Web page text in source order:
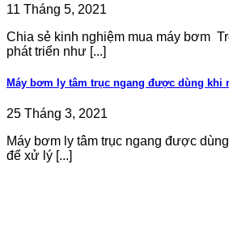
11 Tháng 5, 2021
Chia sẻ kinh nghiệm mua máy bơm
phát triển như [...]
Máy bơm ly tâm trục ngang được dùng khi
25 Tháng 3, 2021
Máy bơm ly tâm trục ngang được
để xử lý [...]